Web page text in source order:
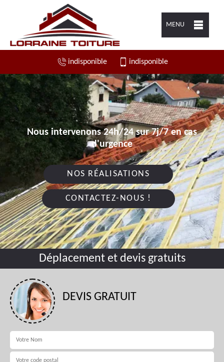
MENU
indisponible indisponible
Nous intervenons 24h/24 sur 7j/7 en cas
d'urgence
NOS RÉALISATIONS
CONTACTEZ-NOUS !
Déplacement et devis gratuits
DEVIS GRATUIT